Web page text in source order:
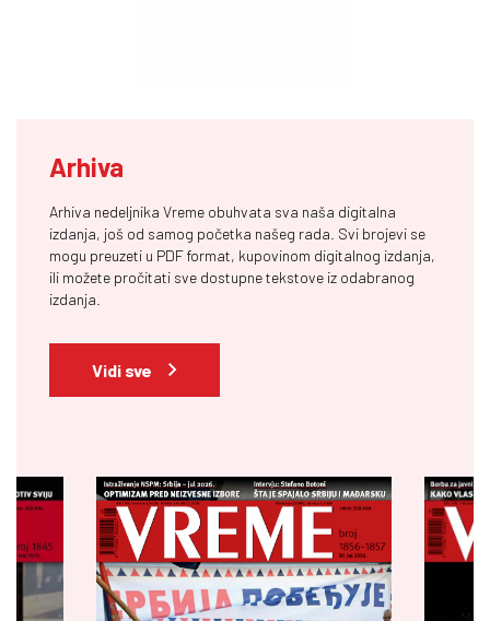
Arhiva
Arhiva nedeljnika Vreme obuhvata sva naša digitalna
izdanja, još od samog početka našeg rada. Svi brojevi se
mogu preuzeti u PDF format, kupovinom digitalnog izdanja,
ili možete pročitati sve dostupne tekstove iz odabranog
izdanja.
Vidi sve